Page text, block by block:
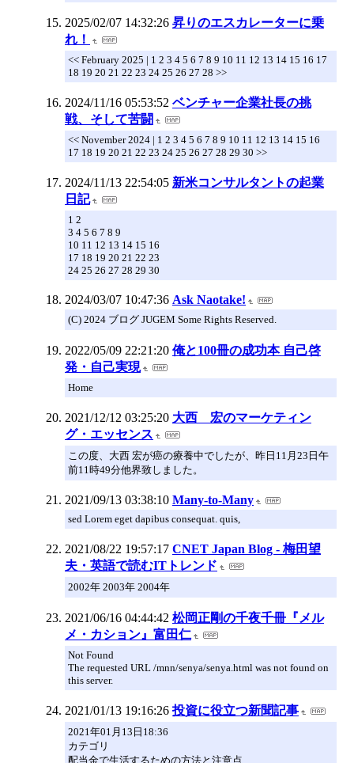
2025/02/07 14:32:26 昇りのエスカレーターに乗
れ！
<< February 2025 | 1 2 3 4 5 6 7 8 9 10 11 12 13 14 15 16 17
18 19 20 21 22 23 24 25 26 27 28 >>
2024/11/16 05:53:52 ベンチャー企業社長の挑
戦、そして苦闘
<< November 2024 | 1 2 3 4 5 6 7 8 9 10 11 12 13 14 15 16
17 18 19 20 21 22 23 24 25 26 27 28 29 30 >>
2024/11/13 22:54:05 新米コンサルタントの起業
日記
1 2
3 4 5 6 7 8 9
10 11 12 13 14 15 16
17 18 19 20 21 22 23
24 25 26 27 28 29 30
2024/03/07 10:47:36 Ask Naotake!
(C) 2024 ブログ JUGEM Some Rights Reserved.
2022/05/09 22:21:20 俺と100冊の成功本 自己啓
発・自己実現
Home
2021/12/12 03:25:20 大西 宏のマーケティン
グ・エッセンス
この度、大西 宏が癌の療養中でしたが、昨日11月23日午
前11時49分他界致しました。
2021/09/13 03:38:10 Many-to-Many
sed Lorem eget dapibus consequat. quis,
2021/08/22 19:57:17 CNET Japan Blog - 梅田望
夫・英語で読むITトレンド
2002年 2003年 2004年
2021/06/16 04:44:42 松岡正剛の千夜千冊『メル
メ・カション』富田仁
Not Found
The requested URL /mnn/senya/senya.html was not found on
this server.
2021/01/13 19:16:26 投資に役立つ新聞記事
2021年01月13日18:36
カテゴリ
配当金で生活するための方法と注意点